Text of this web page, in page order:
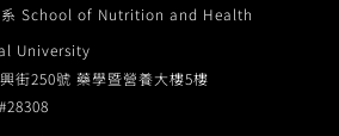
系 School of Nutrition and Health
University
街250號 藥學暨營養大樓5樓